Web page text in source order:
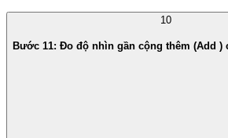
10
Bước 11: Đo độ nhìn gần cộng thêm (Add